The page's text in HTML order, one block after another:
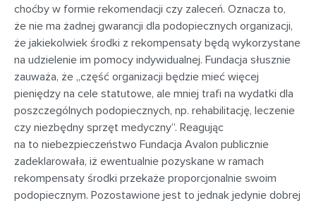
choćby w formie rekomendacji czy zaleceń. Oznacza to,
że nie ma żadnej gwarancji dla podopiecznych organizacji,
że jakiekolwiek środki z rekompensaty będą wykorzystane
na udzielenie im pomocy indywidualnej. Fundacja słusznie
zauważa, że „część organizacji będzie mieć więcej
pieniędzy na cele statutowe, ale mniej trafi na wydatki dla
poszczególnych podopiecznych, np. rehabilitację, leczenie
czy niezbędny sprzęt medyczny”. Reagując
na to niebezpieczeństwo Fundacja Avalon publicznie
zadeklarowała, iż ewentualnie pozyskane w ramach
rekompensaty środki przekaże proporcjonalnie swoim
podopiecznym. Pozostawione jest to jednak jedynie dobrej